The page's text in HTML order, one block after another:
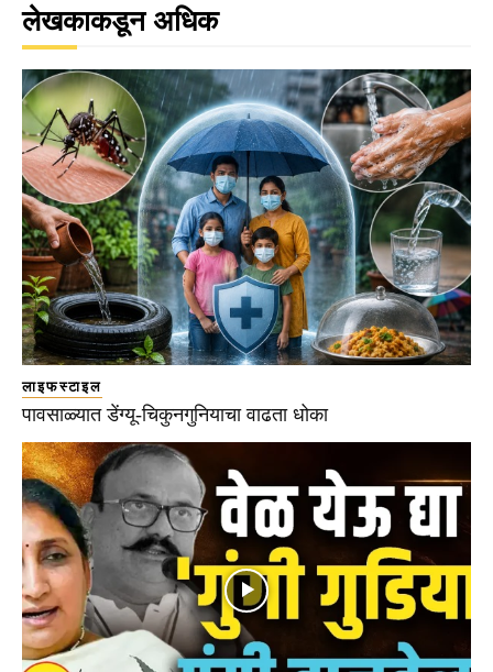
लेखकाकडून अधिक
लाइफस्टाइल
पावसाळ्यात डेंग्यू-चिकुनगुनियाचा वाढता धोका